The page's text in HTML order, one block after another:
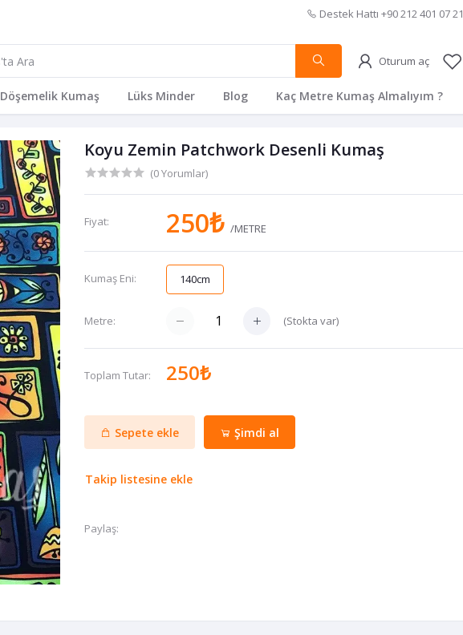
Destek Hattı +90 212 401 07 21
Oturum aç
Döşemelik Kumaş Lüks Minder Blog Kaç Metre Kumaş Almalıyım ?
Koyu Zemin Patchwork Desenli Kumaş
(0 Yorumlar)
Fiyat: 250₺/METRE
Kumaş Eni: 140cm
Metre: (Stokta var)
Toplam Tutar: 250₺
Sepete ekle Şimdi al
Takip listesine ekle
Paylaş: